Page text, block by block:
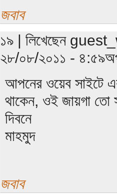
জবাব
১৯ | লিখেছেন
২৮/০৮/২০১১ -
আপনের ওয়েব সাইটে
থাকেন, ওই জায়গা
দিবনে
মাহমুদ
জবাব